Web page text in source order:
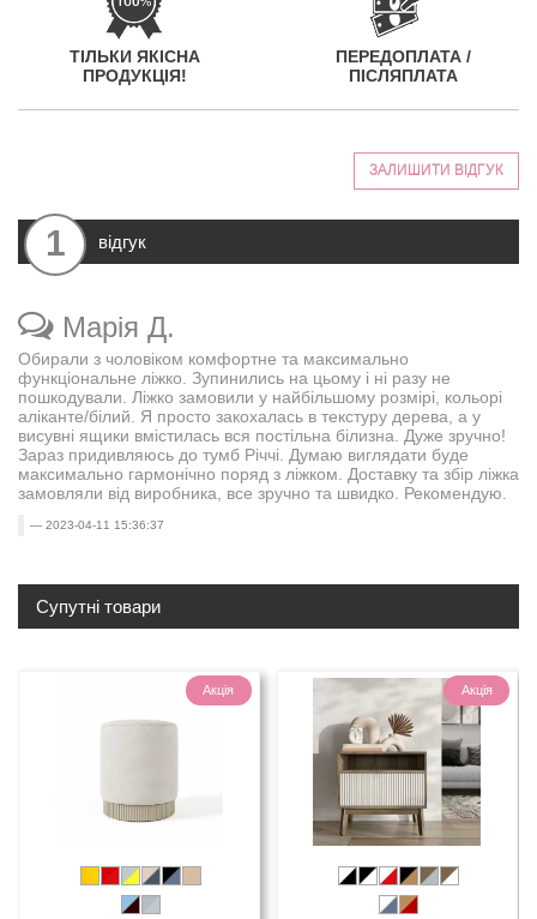
ТІЛЬКИ ЯКІСНА
ПРОДУКЦІЯ!
ПЕРЕДОПЛАТА /
ПІСЛЯПЛАТА
ЗАЛИШИТИ ВІДГУК
1 відгук
Марія Д.
Обирали з чоловіком комфортне та максимально
функціональне ліжко. Зупинились на цьому і ні разу не
пошкодували. Ліжко замовили у найбільшому розмірі, кольорі
аліканте/білий. Я просто закохалась в текстуру дерева, а у
висувні ящики вмістилась вся постільна білизна. Дуже зручно!
Зараз придивляюсь до тумб Річчі. Думаю виглядати буде
максимально гармонічно поряд з ліжком. Доставку та збір ліжка
замовляли від виробника, все зручно та швидко. Рекомендую.
2023-04-11 15:36:37
Супутні товари
Акція Акція